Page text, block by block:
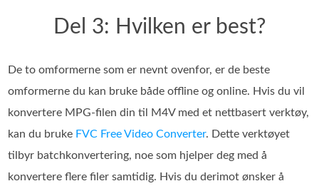
Del 3: Hvilken er best?
De to omformerne som er nevnt ovenfor, er de beste
omformerne du kan bruke både offline og online. Hvis du vil
konvertere MPG-filen din til M4V med et nettbasert verktøy,
kan du bruke FVC Free Video Converter. Dette verktøyet
tilbyr batchkonvertering, noe som hjelper deg med å
konvertere flere filer samtidig. Hvis du derimot ønsker å